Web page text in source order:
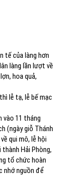
tế của làng hơn
làng lần lượt về
hoa quả,
lễ tạ, lễ bế mạc
vào 11 tháng
(ngày giỗ Thánh
qui mô, lễ hội
Hải Phòng,
tổ chức hoàn
nhớ nguồn để